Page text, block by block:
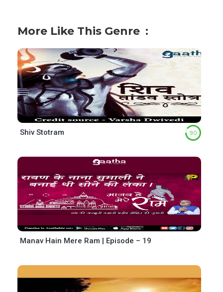
More Like This Genre
Shiv Stotram 9.0
Manav Hain Mere Ram | Episode – 19